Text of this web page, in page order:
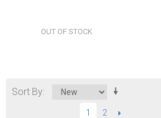
OUT OF STOCK
Sort By
1 2 NEXT